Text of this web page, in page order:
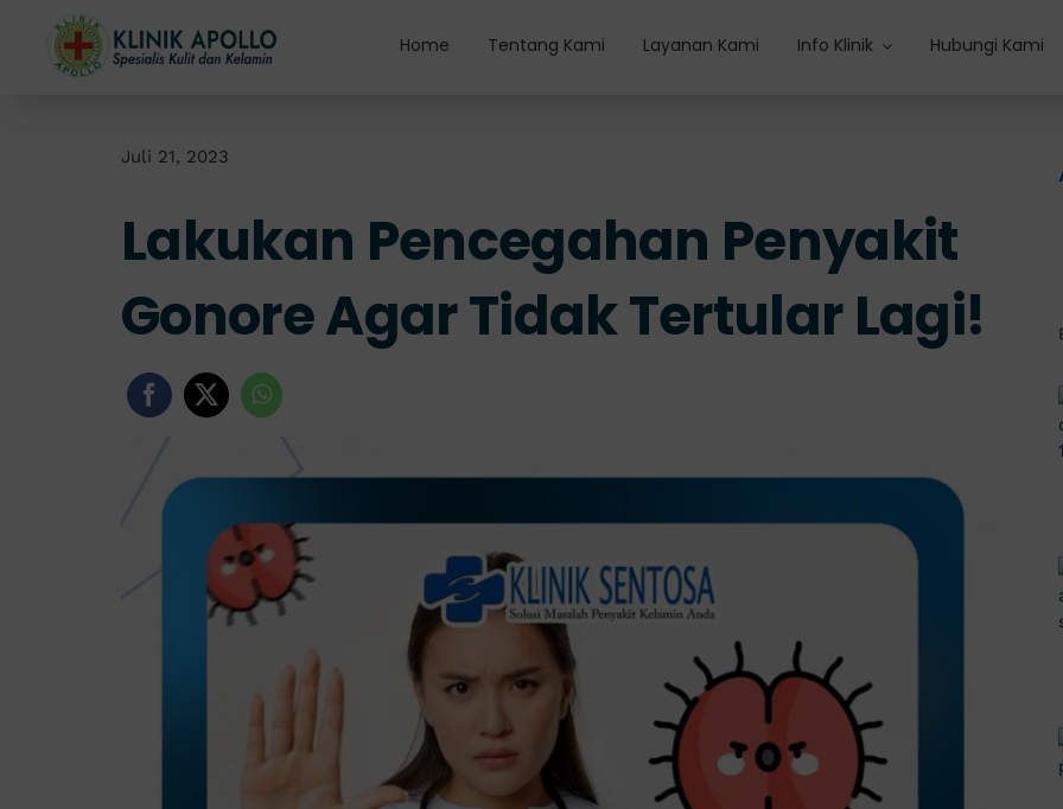
content
Home Tentang Kami Layanan Kami Info Klinik Hubungi Kami
Juli 21, 2023
Lakukan Pencegahan Penyakit
Gonore Agar Tidak Tertular Lagi!